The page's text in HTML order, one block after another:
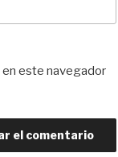
en este navegador